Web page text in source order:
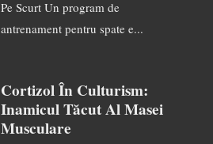
Pe Scurt Un program de
antrenament pentru spate e...
Cortizol În Culturism:
Inamicul Tăcut Al Masei
Musculare